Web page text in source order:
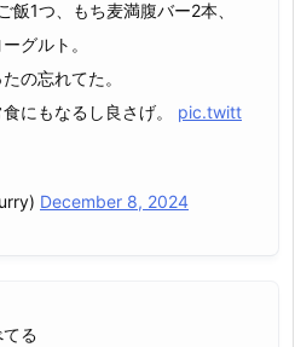
1つ、もち麦満腹バー2本、
グルト。
の忘れてた。
にもなるし良さげ。 pic.twitt
December 8, 2024
る